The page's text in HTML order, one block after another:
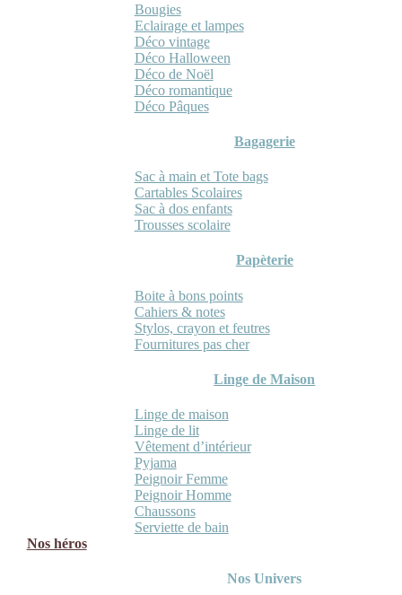
Bougies
Eclairage et lampes
Déco vintage
Déco Halloween
Déco de Noël
Déco romantique
Déco Pâques
Bagagerie
Sac à main et Tote bags
Cartables Scolaires
Sac à dos enfants
Trousses scolaire
Papèterie
Boite à bons points
Cahiers & notes
Stylos, crayon et feutres
Fournitures pas cher
Linge de Maison
Linge de maison
Linge de lit
Vêtement d’intérieur
Pyjama
Peignoir Femme
Peignoir Homme
Chaussons
Serviette de bain
Nos héros
Nos Univers